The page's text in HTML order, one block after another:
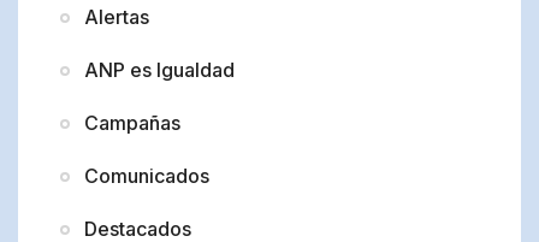
Alertas
ANP es Igualdad
Campañas
Comunicados
Destacados